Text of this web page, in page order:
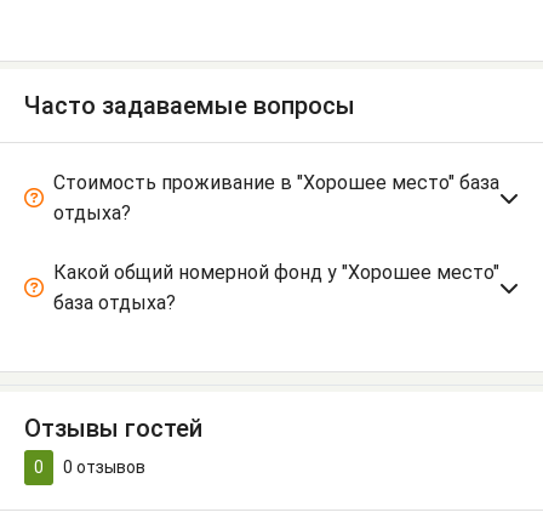
Часто задаваемые вопросы
Стоимость проживание в "Хорошее место" база
отдыха?
Какой общий номерной фонд у "Хорошее место"
база отдыха?
Отзывы гостей
0 0 отзывов